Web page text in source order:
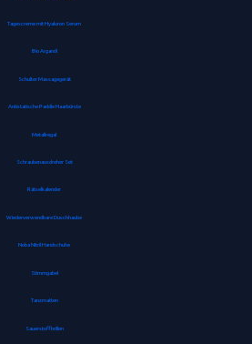
Tagescreme mit Hyaluron Serum
Bio Arganöl
Schulter Massagegerät
Antistatische Paddle Haarbürste
Metallregal
Schraubenausdreher Set
Rätselkalender
Wiederverwendbare Duschhaube
Noba Nitril Handschuhe
Stimmgabel
Tanzmatten
Sauerstoffbrillen